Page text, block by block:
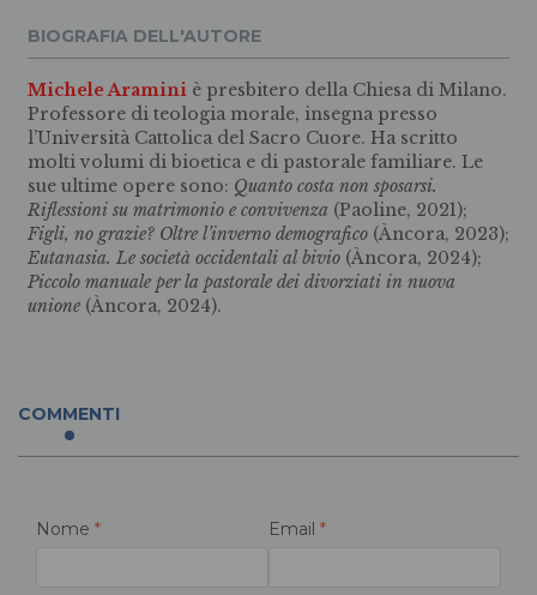
BIOGRAFIA DELL'AUTORE
Michele Aramini è presbitero della Chiesa di Milano.
Professore di teologia morale, insegna presso
l’Università Cattolica del Sacro Cuore. Ha scritto
molti volumi di bioetica e di pastorale familiare. Le
sue ultime opere sono: Quanto costa non sposarsi.
Riflessioni su matrimonio e convivenza (Paoline, 2021);
Figli, no grazie? Oltre l’inverno demografico (Àncora, 2023);
Eutanasia. Le società occidentali al bivio (Àncora, 2024);
Piccolo manuale per la pastorale dei divorziati in nuova
unione (Àncora, 2024).
COMMENTI
Nome * Email *